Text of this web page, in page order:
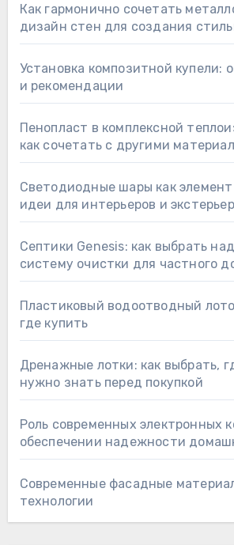
Как гармонично сочетать
дизайн стен для создания
Установка композитной купели:
и рекомендации
Пенопласт в комплексной
как сочетать с другими
Светодиодные шары как
идеи для интерьеров и
Септики Genesis: как выбрать
систему очистки для частного
Пластиковый водоотводный
где купить
Дренажные лотки: как выбрать,
нужно знать перед покупкой
Роль современных электронных
обеспечении надежности
Современные фасадные
технологии